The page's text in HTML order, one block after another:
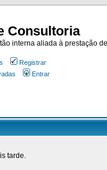
Consultoria
interna aliada à prestação
Registrar
Entrar
tarde.